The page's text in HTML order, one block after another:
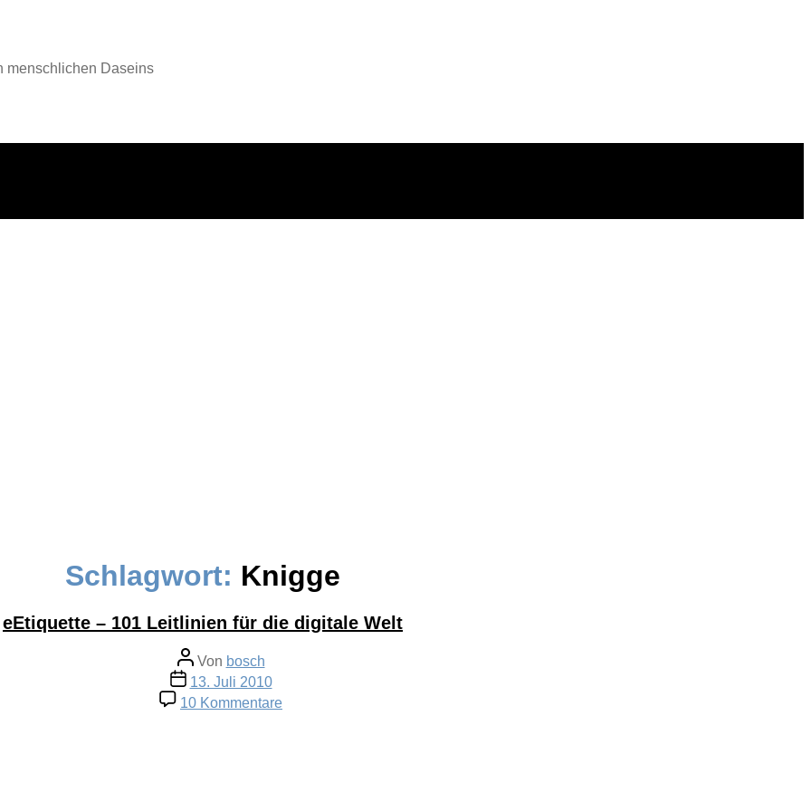
menschlichen Daseins
Schlagwort: Knigge
eEtiquette – 101 Leitlinien für die digitale Welt
Beitragsautor
Von bosch
Veröffentlichungsdatum
13. Juli 2010
10 Kommentare
eEtiquette